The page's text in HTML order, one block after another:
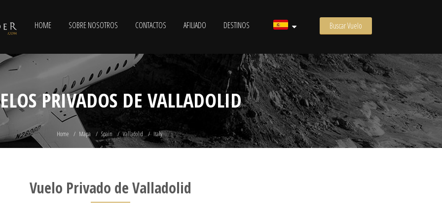
HOME SOBRE NOSOTROS CONTACTOS AFILIADO DESTINOS Buscar Vuelo
PRIVADOS DE VALLADOLID
Home Mapa Spain Valladolid Italy
Vuelo Privado de Valladolid